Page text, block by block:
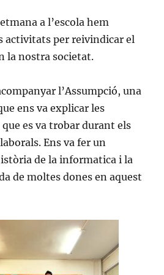
a l’escola hem
per reivindicar el
la nostra societat.
l’Assumpció, una
ens va explicar les
es va trobar durant els
Ens va fer un
de la informatica i la
de moltes dones en aquest